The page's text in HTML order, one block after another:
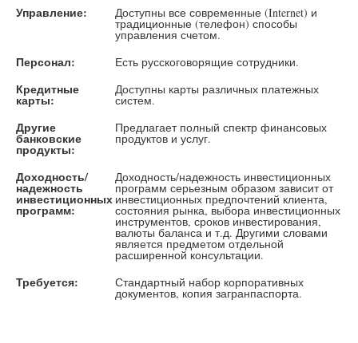
Управление: Доступны все современные (Internet) и
традиционные (телефон) способы
управления счетом.
Персонал: Есть русскоговорящие сотрудники.
Кредитные
карты:
Доступны карты различных платежных
систем.
Другие
банковские
продукты:
Предлагает полный спектр финансовых
продуктов и услуг.
Доходность/
надежность
инвестиционных
программ:
Доходность/надежность инвестиционных
программ серьезным образом зависит от
инвестиционных предпочтений клиента,
состояния рынка, выбора инвестиционных
инструментов, сроков инвестирования,
валюты баланса и т.д. Другими словами
является предметом отдельной
расширенной консультации.
Требуется: Стандартный набор корпоративных
документов, копия загранпаспорта.